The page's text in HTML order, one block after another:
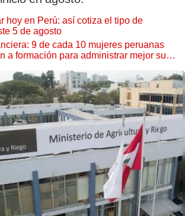
hoy en Perú: así cotiza el tipo de
5 de agosto
9 de cada 10 mujeres peruanas
a formación para administrar mejor su